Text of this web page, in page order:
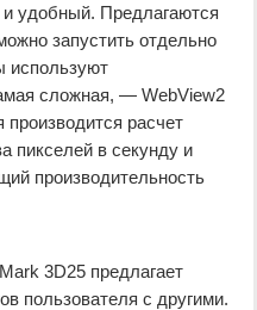
удобный. Предлагаются
запустить отдельно
используют
сложная, — WebView2
производится расчет
пикселей в секунду и
производительность
3D25 предлагает
пользователя с другими.